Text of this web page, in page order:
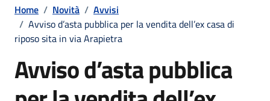
Home / Novità / Avvisi
/ Avviso d’asta pubblica per la vendita dell’ex casa di
riposo sita in via Arapietra
Avviso d’asta pubblica